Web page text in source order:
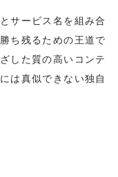
サービス名を組み合
ち残るための王道で
した質の高いコンテ
は真似できない独自